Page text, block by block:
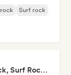
Surf rock
Skate Jams 🛹 Garage Rock, Surf Rock & Neo-Psych